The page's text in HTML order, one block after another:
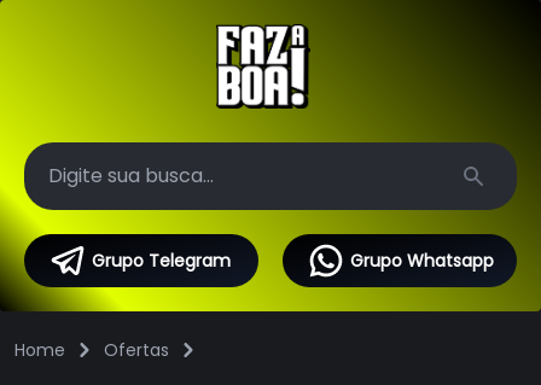
Search
Grupo Telegram Grupo Whatsapp
Home Ofertas